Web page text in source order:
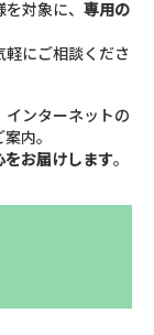
対象に、 専用の
軽にご相談くださ
インターネットの
内。
をお届けします。